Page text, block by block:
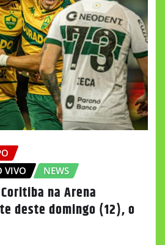
VIVO
NEWS
na Arena
deste domingo (12), o